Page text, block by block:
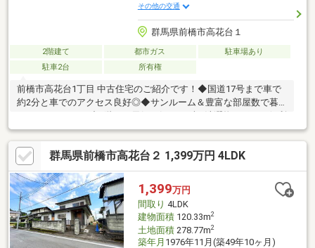
その他の交通
群馬県前橋市高花台１
2階建て 都市ガス
駐車場あり
駐車2台
所有権
前橋市高花台1丁目 中古住宅のご紹介です！◆国道17号まで車で
約2分と車でのアクセス良好◎◆サンルーム＆豊富な部屋数で暮
なサンルームを完備！・1階には開放的な和室（8帖・6帖）、2階
の広々とした洋室や中2Fの独立した洋室など、家族それぞれのプ
ライベート空間を確保しやすい間取りです。◆子育て世帯に嬉し
い！小・中学校まで徒歩10分圏内の好立地・前橋市立芳賀小学校
まで約550m（徒歩約7分）・芳賀中学校まで約450m（徒歩約6
分）お子様の通学も安心の距離です。
群馬県前橋市高花台２ 1,399万円 4LDK
1,399万円
間取り 4LDK
建物面積120.33m2
土地面積278.77m2
築年月 1976年11月(築49年10ヶ月)